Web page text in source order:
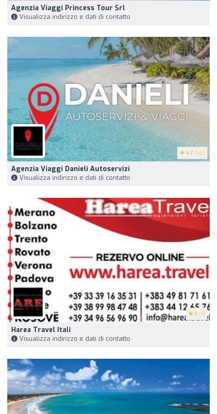
Agenzia Viaggi Princess Tour Srl
Visualizza indirizzo e dati di contatto
4.7 (45)
Agenzia Viaggi Danieli Autoservizi
Visualizza indirizzo e dati di contatto
5 (1)
Harea Travel Itali
Visualizza indirizzo e dati di contatto